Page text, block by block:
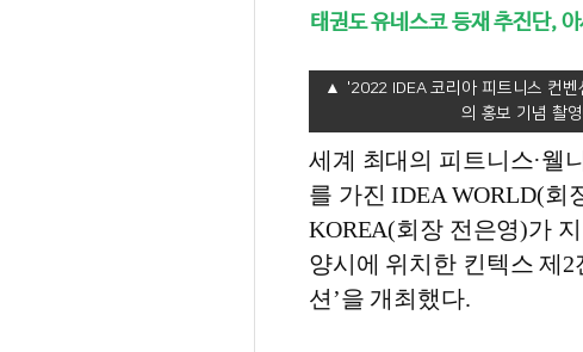
태권도 유네스코 등재 추진단,
'2022 IDEA 코리아 피트니스 컨
의 홍보 기념 촬
세계 최대의 피트니스·웰
를 가진 IDEA WORLD(회
KOREA(회장 전은영)가
양시에 위치한 킨텍스 제2
션’을 개최했다.